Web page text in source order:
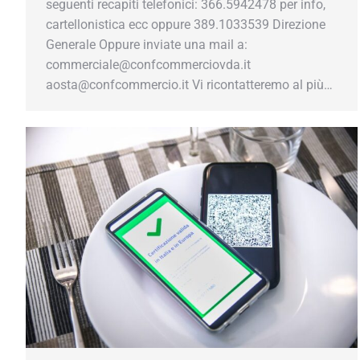
seguenti recapiti telefonici: 366.5942478 per info,
cartellonistica ecc oppure 389.1033539 Direzione
Generale Oppure inviate una mail a:
commerciale@confcommerciovda.it
aosta@confcommercio.it Vi ricontatteremo al più…
Mantieniti sempre
Inserisci il